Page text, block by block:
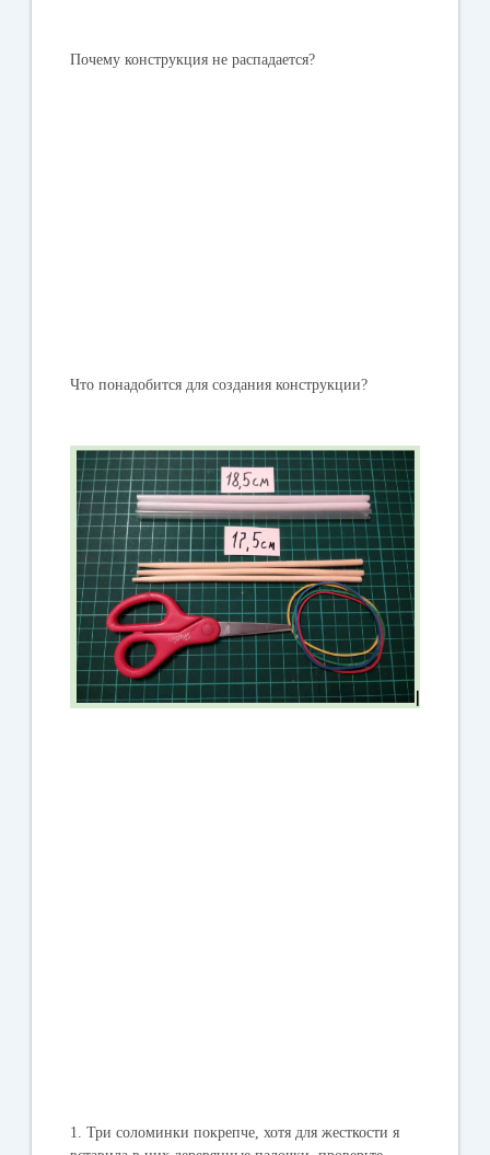
Почему конструкция не распадается?
Что понадобится для создания конструкции?
1. Три соломинки покрепче, хотя для жесткости я